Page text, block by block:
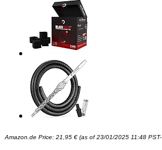
Amazon.de Price: 21,95 € (as of 23/01/2025 11:48 PST-